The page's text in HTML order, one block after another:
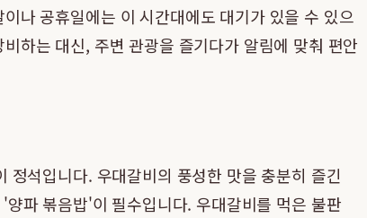
나 공휴일에는 이 시간대에도 대기가 있을 수 있으
하는 대신, 주변 관광을 즐기다가 알림에 맞춰 편안
석입니다. 우대갈비의 풍성한 맛을 충분히 즐긴
파 볶음밥'이 필수입니다. 우대갈비를 먹은 불판